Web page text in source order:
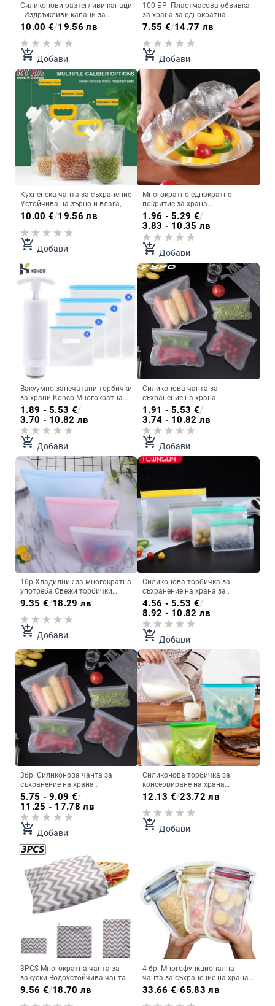
Силиконови разтегливи капаци
- Издръжливи капаци за
многократна употреба за купи
и контейнери за храна
Силиконови капаци за храна
Подходящи за микровълнова
фурна
10.00 €/19.56 лв
add_shopping_cart Добави
100 БР. Пластмасова обвивка
за храна за еднократна
употреба Хранително фолио
Saran Wraps Еластични капаци
за храна за консервиране на
храна Покривало за обувки
Опаковка за храна
7.55 €/14.77 лв
add_shopping_cart Добави
Кухненска чанта за съхранение
Устойчива на зърно и влага,
устойчива на насекоми,
прозрачна запечатана чанта,
преносима опаковъчна чанта
за хранителни продукти с
дръжка
10.00 €/19.56 лв
add_shopping_cart Добави
Многократно еднократно
покритие за храна
Пластмасово опаковане
Устойчиви еластични капаци
за храна за купи Еластични
капаци за чинии за кухня
Чанта за пестене на храна
1.96 - 5.29 €/
3.83 - 10.35 лв
add_shopping_cart Добави
Вакуумно запечатани торбички
за храни Konco Многократна
торбичка за съхранение на
храна Домакински торбички за
съхранение на пресни
зеленчуци
1.89 - 5.53 €/
3.70 - 10.82 лв
add_shopping_cart Добави
Силиконова чанта за
съхранение на храна
Многократно използваеми
торбички за фризер Стояща
чанта с цип Непропускливи
контейнери Чанта за прясна
храна Чанта с цип
1.91 - 5.53 €/
3.74 - 10.82 лв
add_shopping_cart Добави
1бр Хладилник за многократна
употреба Свежи торбички
Кухненска чанта за съхранение
на храни за запечатване
Домашен хранителен
силиконов кухненски
органайзер за плодове
9.35 €/18.29 лв
add_shopping_cart Добави
Силиконова торбичка за
съхранение на храна за
многократна употреба Без
съдържание на BPA Екологична
водоустойчива силиконова
самозапечатваща се торбичка
за храна за многократна
употреба
4.56 - 5.53 €/
8.92 - 10.82 лв
add_shopping_cart Добави
3бр. Силиконова чанта за
съхранение на храна
Многократно изправена чанта
с цип, затворена чанта
Силиконова чанта за храна
Торба за прясна храна
Контейнери за съхранение на
храна Чанта с цип
5.75 - 9.09 €/
11.25 - 17.78 лв
add_shopping_cart Добави
Силиконова торбичка за
консервиране на храна
Многократно херметически
затворени торбички за
зеленчуци, течни закуски, месо,
инструменти за нагряване в
микровълнова печка 500/1000
12.13 €/23.72 лв
add_shopping_cart Добави
3PCS Многократна чанта за
закуски Водоустойчива чанта
за хляб, сандвич, торбичка за
обяд Непропускливи чанти за
9.56 €/18.70 лв
4 бр. Многофункционална
чанта за съхранение на храна.
Многократна употреба. Mason
Jar. Пресни закуски. Чанти с
33.66 €/65.83 лв